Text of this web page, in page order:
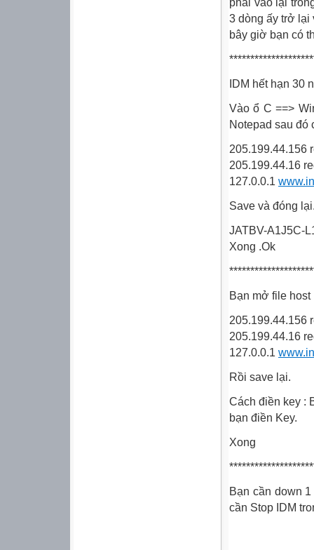
phải vào lại
3 dòng ấy trở lại
bây giờ bạn có
IDM hết hạn 30
Vào ổ C ==>
Notepad sau đó
205.199.44.156
205.199.44.16
127.0.0.1
Save và đóng
JATBV-A1J5C-
Xong .Ok
Bạn mở file
205.199.44.156
205.199.44.16
127.0.0.1
Rồi save lại.
Cách điền key :
bạn điền Key.
Xong
Bạn cần down
cần Stop IDM